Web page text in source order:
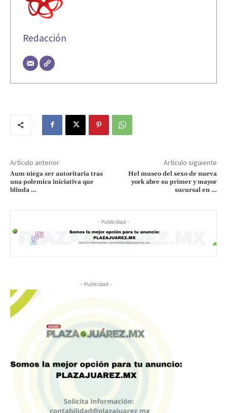
Redacción
Artículo anterior
Aum niega ser autoritaria tras
una polemica iniciativa que
blinda …
Artículo siguiente
Hel museo del sexo de nueva
york abre su primer y mayor
sucursal en …
- Publicidad -
- Publicidad -